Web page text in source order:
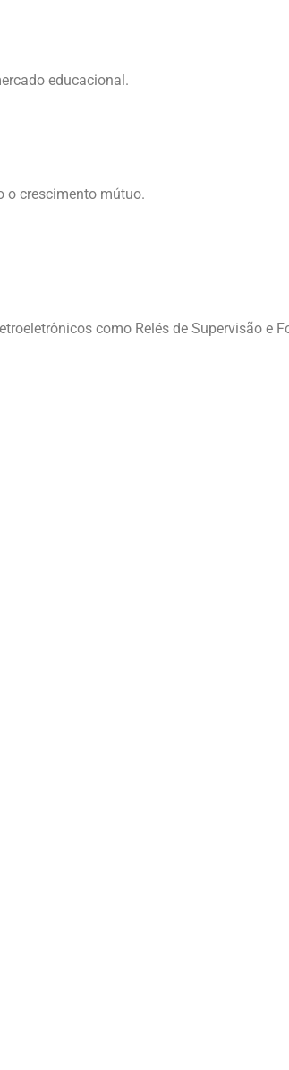
educacional.
o crescimento mútuo.
como Relés de Supervisão e